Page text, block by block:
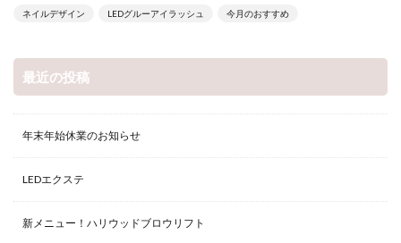
ネイルデザイン LEDグルーアイラッシュ 今月のおすすめ
最近の投稿
年末年始休業のお知らせ
LEDエクステ
新メニュー！ハリウッドブロウリフト